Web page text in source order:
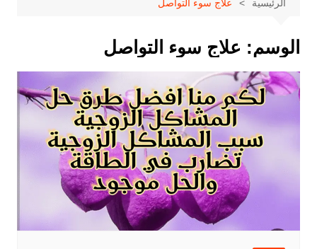
الرئيسية علاج سوء التواصل
الوسم: علاج سوء التواصل